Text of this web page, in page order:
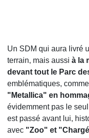
Un SDM qui aura livré
terrain, mais aussi à la
devant tout le Parc
emblématiques, comme
"Metallica" en
évidemment pas le
est passé avant lui,
avec "Zoo" et